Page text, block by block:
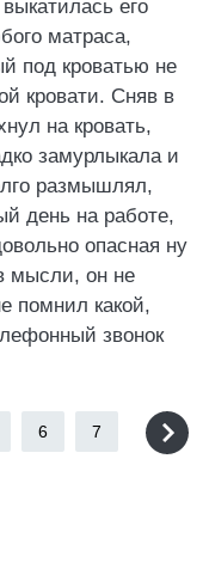
его
матраса,
под кроватью не
кровати. Сняв в
на кровать,
замурлыкала и
размышлял,
день на работе,
опасная ну
мысли, он не
помнил какой,
звонок
6 7